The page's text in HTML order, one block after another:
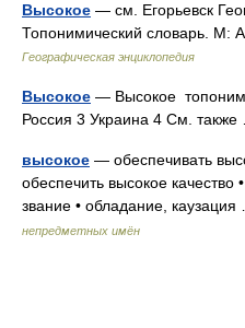
Высокое — см. Егорьевск
Топонимический словарь.
Географическая энциклопедия
Высокое — Высокое
Россия 3 Украина 4 См.
высокое — обеспечивать
обеспечить высокое качество
звание • обладание,
непредметных имён